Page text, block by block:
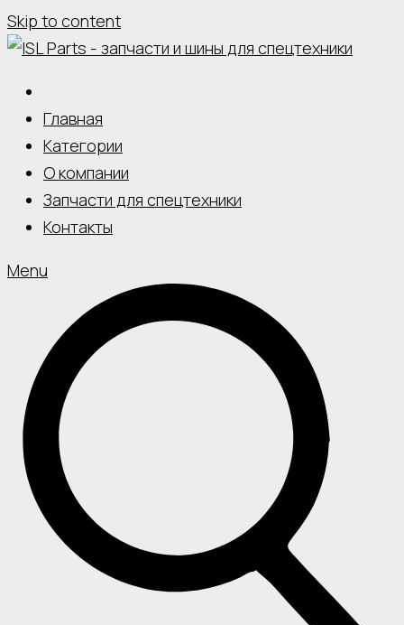
Skip to content
Главная
Категории
О компании
Запчасти для спецтехники
Контакты
Menu